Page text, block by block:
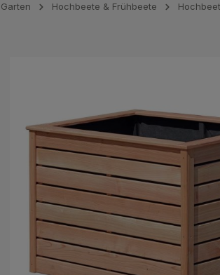
Garten Hochbeete & Frühbeete